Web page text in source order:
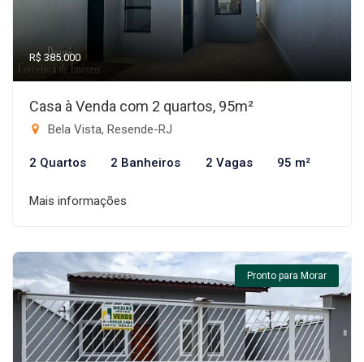
R$ 385.000
Casa à Venda com 2 quartos, 95m²
Bela Vista, Resende-RJ
2 Quartos 2 Banheiros 2 Vagas 95 m²
Mais informações
Pronto para Morar